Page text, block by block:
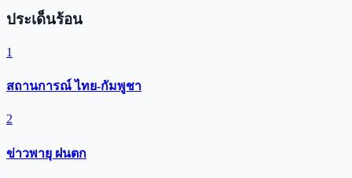
ประเด็นร้อน
1
สถานการณ์ ไทย-กัมพูชา
2
ข่าวพายุ ฝนตก